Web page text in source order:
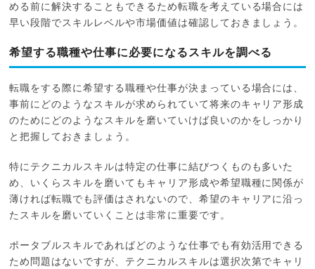
める前に解決することもできるため転職を考えている場合には
早い段階でスキルレベルや市場価値は確認しておきましょう。
希望する職種や仕事に必要になるスキルを調べる
転職をする際に希望する職種や仕事が決まっている場合には、
事前にどのようなスキルが求められていて将来のキャリア形成
のためにどのようなスキルを磨いていけば良いのかをしっかり
と把握しておきましょう。
特にテクニカルスキルは特定の仕事に結びつくものも多いた
め、いくらスキルを磨いてもキャリア形成や希望職種に関係が
薄ければ転職でも評価はされないので、希望のキャリアに沿っ
たスキルを磨いていくことは非常に重要です。
ポータブルスキルであればどのような仕事でも有効活用できる
ため問題はないですが、テクニカルスキルは選択次第でキャリ